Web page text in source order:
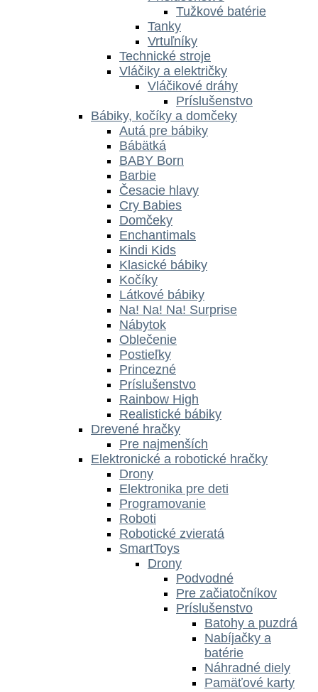
Tužkové batérie
Tanky
Vrtuľníky
Technické stroje
Vláčiky a električky
Vláčikové dráhy
Príslušenstvo
Bábiky, kočíky a domčeky
Autá pre bábiky
Bábätká
BABY Born
Barbie
Česacie hlavy
Cry Babies
Domčeky
Enchantimals
Kindi Kids
Klasické bábiky
Kočíky
Látkové bábiky
Na! Na! Na! Surprise
Nábytok
Oblečenie
Postieľky
Princezné
Príslušenstvo
Rainbow High
Realistické bábiky
Drevené hračky
Pre najmenších
Elektronické a robotické hračky
Drony
Elektronika pre deti
Programovanie
Roboti
Robotické zvieratá
SmartToys
Drony
Podvodné
Pre začiatočníkov
Príslušenstvo
Batohy a puzdrá
Nabíjačky a
batérie
Náhradné diely
Pamäťové karty